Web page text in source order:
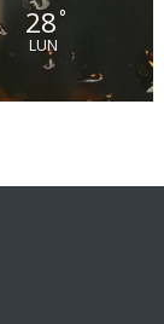
28°
LUN